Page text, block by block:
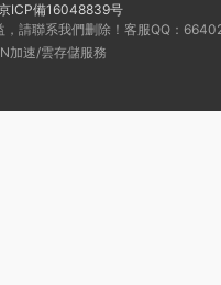
ICP備16048839号
，請聯系我們删除！客服QQ：
加速/雲存儲服務